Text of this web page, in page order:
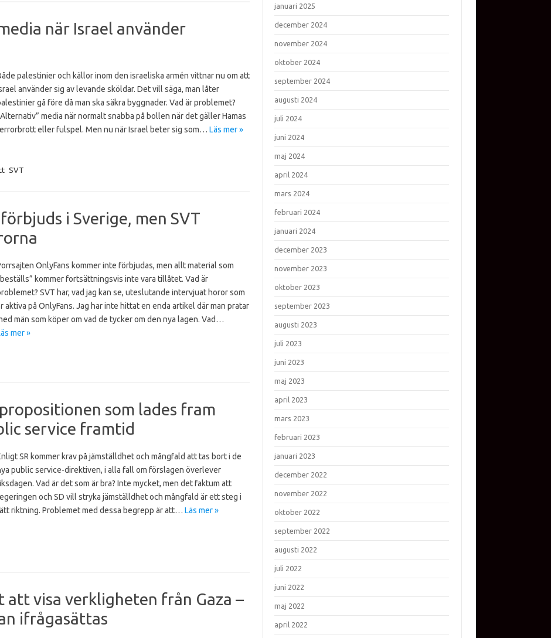
när Israel använder
palestinier och källor inom den israeliska armén vittnar nu om att
använder sig av levande sköldar. Det vill säga, man låter
gå före då man ska säkra byggnader. Vad är problemet?
media när normalt snabba på bollen när det gäller Hamas
eller fulspel. Men nu när Israel beter sig som… Läs mer »
SVT
i Sverige, men SVT
OnlyFans kommer inte förbjudas, men allt material som
kommer fortsättningsvis inte vara tillåtet. Vad är
SVT har, vad jag kan se, uteslutande intervjuat horor som
aktiva på OnlyFans. Jag har inte hittat en enda artikel där man pratar
män som köper om vad de tycker om den nya lagen. Vad…
mer »
som lades fram
service framtid
SR kommer krav på jämställdhet och mångfald att tas bort i de
public service-direktiven, i alla fall om förslagen överlever
Vad är det som är bra? Inte mycket, men det faktum att
och SD vill stryka jämställdhet och mångfald är ett steg i
riktning. Problemet med dessa begrepp är att… Läs mer »
att visa verkligheten från Gaza –
ifrågasättas
januari 2025
december 2024
november 2024
oktober 2024
september 2024
augusti 2024
juli 2024
juni 2024
maj 2024
april 2024
mars 2024
februari 2024
januari 2024
december 2023
november 2023
oktober 2023
september 2023
augusti 2023
juli 2023
juni 2023
maj 2023
april 2023
mars 2023
februari 2023
januari 2023
december 2022
november 2022
oktober 2022
september 2022
augusti 2022
juli 2022
juni 2022
maj 2022
april 2022